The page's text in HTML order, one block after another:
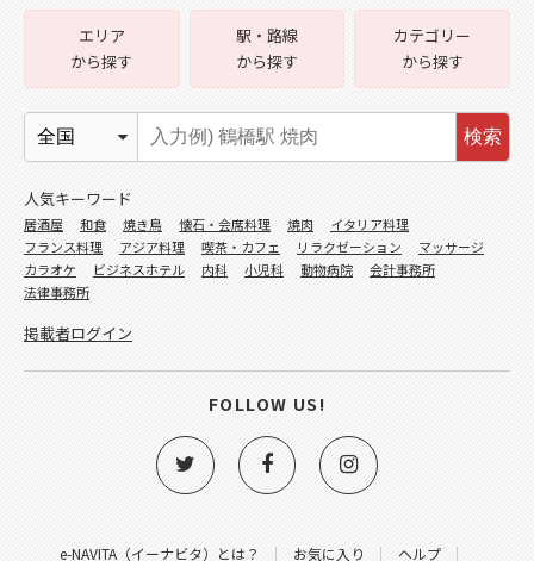
e-NAVITA（イーナビタ）とは？ お気に入り ヘルプ
エリア
から探す
駅・路線
から探す
カテゴリー
から探す
検索
人気キーワード
居酒屋 和食 焼き鳥 懐石・会席料理 焼肉
イタリア料理
フランス料理
アジア料理 喫茶・カフェ リラクゼーション
マッサージ
カラオケ
ビジネスホテル 内科 小児科 動物病院
会計事務所
法律事務所
掲載者ログイン
FOLLOW US!